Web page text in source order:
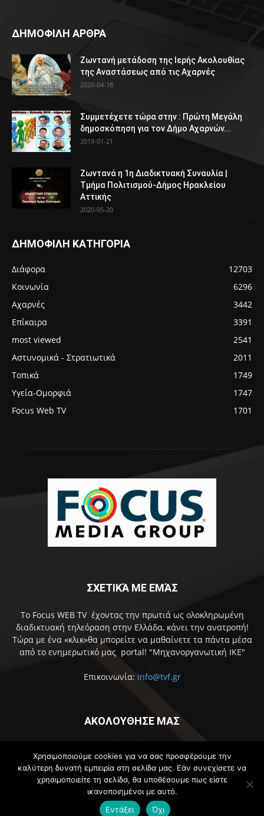
ΔΗΜΟΦΙΛΗ ΑΡΘΡΑ
Ζωντανή μετάδοση της Ιερής Ακολουθίας
της Αναστάσεως από τις Αχαρνές
2020-04-18
Συμμετέχετε τώρα στην : Πρώτη Μεγάλη
δημοσκόπηση για τον Δήμο Αχαρνών...
2019-01-21
Ζωντανά η 1η Διαδικτυακή Συναυλία |
Τμήμα Πολιτισμού-Δήμος Ηρακλείου
Αττικής
2020-05-20
ΔΗΜΟΦΙΛΗ ΚΑΤΗΓΟΡΙΑ
Διάφορα
12703
Κοινωνία
6296
Αχαρνές
3442
Επίκαιρα
3391
most viewed
2541
Αστυνομικά - Στρατιωτικά
2011
Τοπικά
1749
Υγεία-Ομορφιά
1747
Focus Web TV
1701
ΣΧΕΤΙΚΆ ΜΕ ΕΜΆΣ
Το Focus WEB TV έχοντας την πρωτιά ως ολοκληρωμένη
διαδικτυακή τηλεόραση στην Ελλάδα, κάνει την ανατροπή!
Τώρα με ένα «κλικ»θα μπορείτε να μαθαίνετε τα πάντα μέσα
από το ενημερωτικό μας portal! "Μηχανοργανωτική ΙΚΕ"
Επικοινωνία: info@tvf.gr
ΑΚΟΛΟΥΘΗΣΕ ΜΑΣ
© © 2018 Focus Media Group. All Rights Reserved.
WEB LTD
Χρησιμοποιούμε cookies για να σας προσφέρουμε την
καλύτερη δυνατή εμπειρία στη σελίδα μας. Εάν συνεχίσετε να
χρησιμοποιείτε τη σελίδα, θα υποθέσουμε πως είστε
ικανοποιημένοι με αυτό.
Εντάξει
Όχι